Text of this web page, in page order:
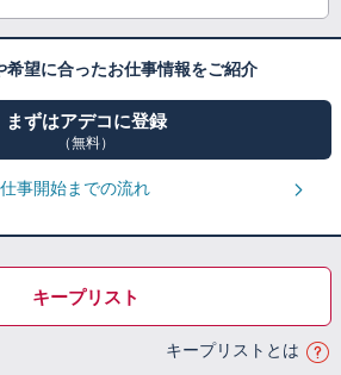
希望に合ったお仕事情報をご紹介
まずはアデコに登録
（無料）
事開始までの流れ
キープリスト
キープリストとは